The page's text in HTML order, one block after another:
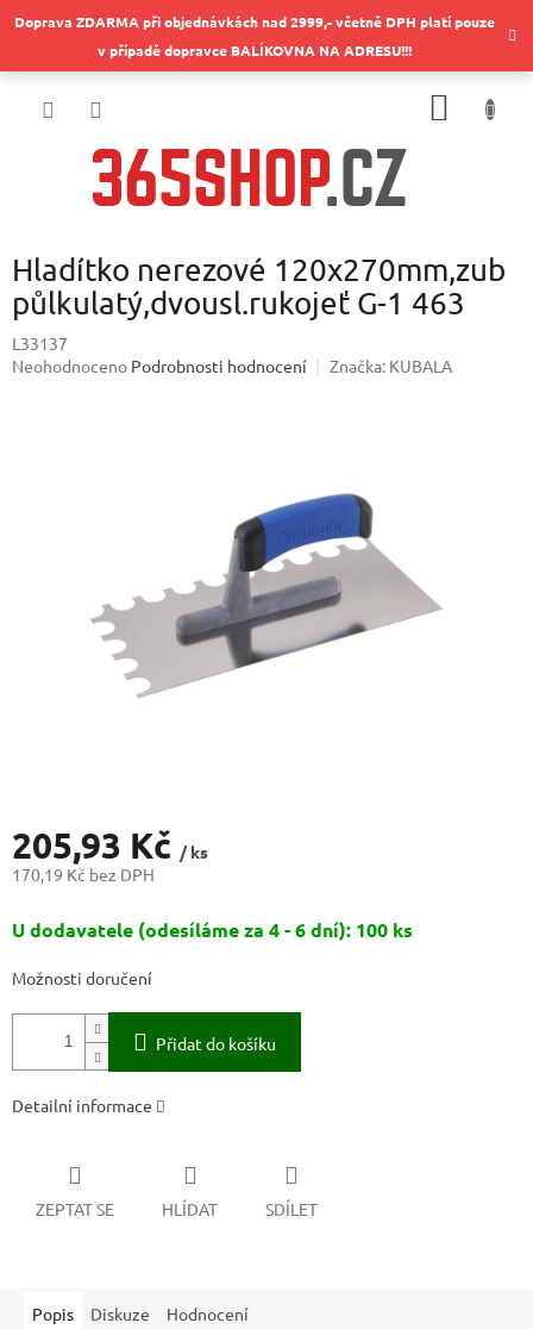
naDoprava ZDARMA při objednávkách nad 2999,- včetně DPH platí pouze
v případě dopravce BALÍKOVNA NA ADRESU!!!
Hladítko nerezové 120x270mm,zub
půlkulatý,dvousl.rukojeť G-1 463
L33137
Průměrné
Neohodnoceno Podrobnosti hodnocení Značka: KUBALA
205,93 Kč / ks
170,19 Kč bez DPH
cena:
U dodavatele (odesíláme za 4 - 6 dní): 100 ks
Možnosti doručení
Přidat do košíku
Detailní informace
ZEPTAT SE HLÍDAT SDÍLET
Popis Diskuze Hodnocení